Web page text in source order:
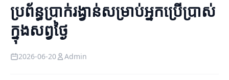
ប្រព័ន្ធប្រាក់រង្វាន់សម្រាប់អ្នកប្រើប្រាស់
ក្នុងសព្វថ្ងៃ
2026-06-20 Admin